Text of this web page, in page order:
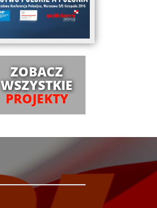
ZOBACZ
WSZYSTKIE
PROJEKTY